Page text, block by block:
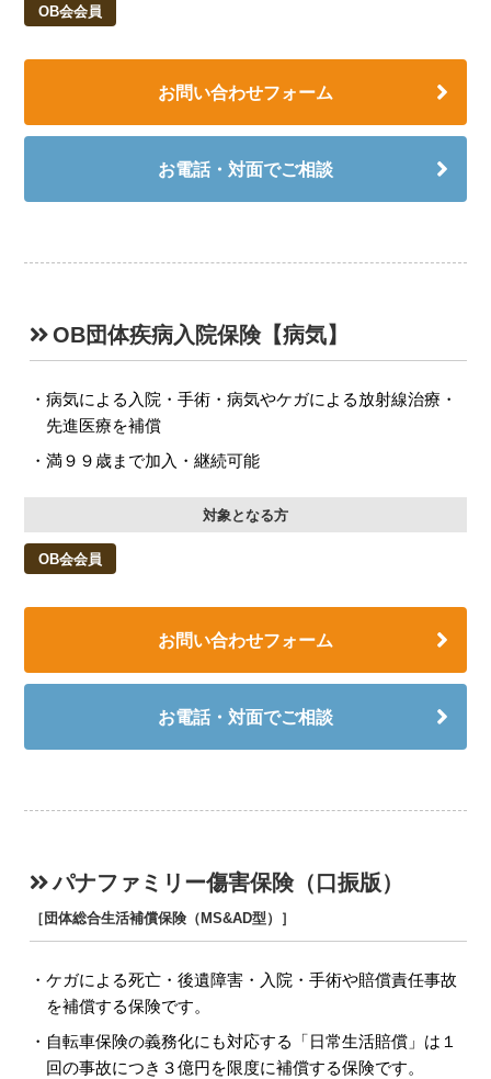
OB会会員
お問い合わせフォーム
お電話・対面でご相談
OB団体疾病入院保険【病気】
病気による入院・手術・病気やケガによる放射線治療・
先進医療を補償
満９９歳まで加入・継続可能
対象となる方
OB会会員
お問い合わせフォーム
お電話・対面でご相談
パナファミリー傷害保険（口振版）
［団体総合生活補償保険（MS&AD型）］
ケガによる死亡・後遺障害・入院・手術や賠償責任事故
を補償する保険です。
自転車保険の義務化にも対応する「日常生活賠償」は１
回の事故につき３億円を限度に補償する保険です。